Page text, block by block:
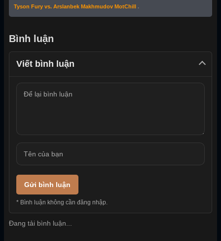
Tyson Fury vs. Arslanbek Makhmudov MotChill .
Bình luận
Viết bình luận
Gửi bình luận
* Bình luận không cần đăng nhập.
Đang tải bình luận...